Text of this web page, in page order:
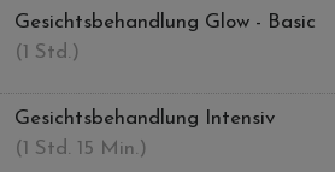
Gesichtsbehandlung Glow - Basic
(1 Std.)
Gesichtsbehandlung Intensiv
(1 Std. 15 Min.)